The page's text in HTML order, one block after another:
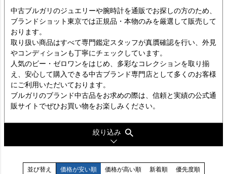
中古ブルガリのジュエリーや腕時計を通販でお探しの方のため、
ブランドショット東京では正規品・本物のみを厳選して販売して
おります。
取り扱い商品はすべて専門鑑定スタッフが真贋確認を行い、外見
やコンディションも丁寧にチェックしています。
人気のビー・ゼロワンをはじめ、多彩なコレクションを取り揃
え、安心して購入できる中古ブランド専門店として多くのお客様
にご利用いただいております。
ブルガリのブランド中古品をお求めの際は、信頼と実績の公式通
販サイトでぜひお買い物をお楽しみください。
絞り込み
並び替え 価格が安い順 価格が高い順 新着順 優先度順